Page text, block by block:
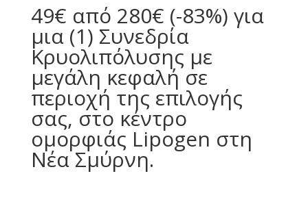
49€ από 280€ (-83%) για
μια (1) Συνεδρία
Κρυολιπόλυσης με
μεγάλη κεφαλή σε
περιοχή της επιλογής
σας, στο κέντρο
ομορφιάς Lipogen στη
Νέα Σμύρνη.